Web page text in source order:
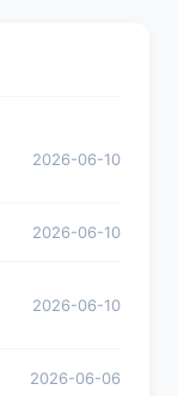
2026-06-10
2026-06-10
2026-06-10
2026-06-06